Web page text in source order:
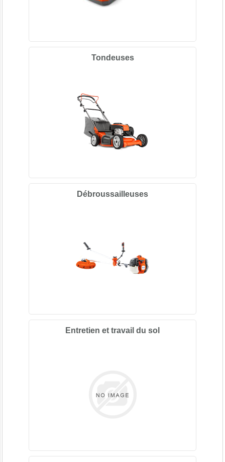
Tondeuses
Débroussailleuses
Entretien et travail du sol